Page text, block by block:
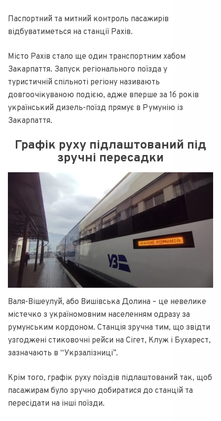
Паспортний та митний контроль пасажирів
відбуватиметься на станції Рахів.
Місто Рахів стало ще один транспортним хабом
Закарпаття. Запуск регіонального поїзда у
туристичній спільноті регіону називають
довгоочікуваною подією, адже вперше за 16 років
український дизель-поїзд прямує в Румунію із
Закарпаття.
Графік руху підлаштований під
зручні пересадки
Валя-Вішеулуй, або Вишівська Долина – це невелике
містечко з україномовним населенням одразу за
румунським кордоном. Станція зручна тим, що звідти
узгоджені стиковочні рейси на Сігет, Клуж і Бухарест,
зазначають в “Укрзалізниці”.
Крім того, графік руху поїздів підлаштований так, щоб
пасажирам було зручно добиратися до станцій та
пересідати на інші поїзди.